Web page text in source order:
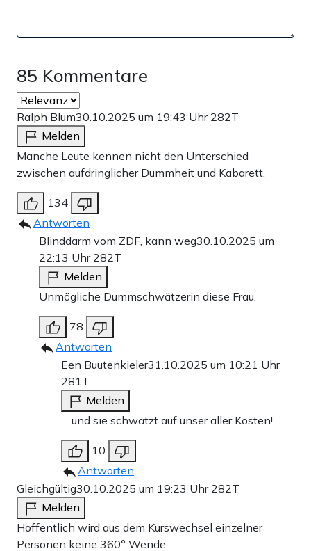
85 Kommentare
Ralph Blum30.10.2025 um 19:43 Uhr 282T
Melden
Manche Leute kennen nicht den Unterschied
zwischen aufdringlicher Dummheit und Kabarett.
134
Antworten
Blinddarm vom ZDF, kann weg30.10.2025 um
22:13 Uhr 282T
Melden
Unmögliche Dummschwätzerin diese Frau.
78
Antworten
Een Buutenkieler31.10.2025 um 10:21 Uhr
281T
Melden
… und sie schwätzt auf unser aller Kosten!
10
Antworten
Gleichgültig30.10.2025 um 19:23 Uhr 282T
Melden
Hoffentlich wird aus dem Kurswechsel einzelner
Personen keine 360° Wende.